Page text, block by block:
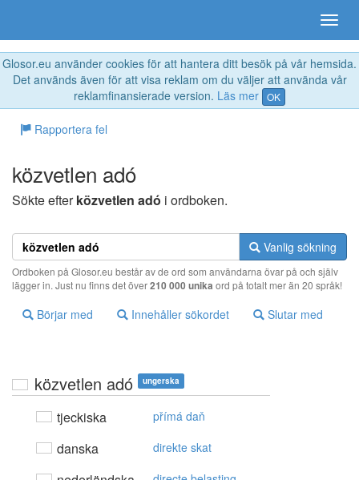
Glosor.eu använder cookies för att hantera ditt besök på vår hemsida.
Det används även för att visa reklam om du väljer att använda vår
reklamfinansierade version. Läs mer OK
Rapportera fel
közvetlen adó
Sökte efterközvetlen adó i ordboken.
Vanlig sökning
Ordboken på Glosor.eu består av de ord som användarna övar på och själv
lägger in. Just nu finns det över210 000 unika ord på totalt mer än 20 språk!
Börjar med Innehåller sökordet Slutar med
közvetlen adó ungerska
tjeckiska přímá daň
danska direkte skat